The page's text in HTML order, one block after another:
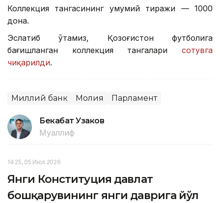
Коллекция тангасининг умумий тиражи — 1000
дона.
Эслатиб ўтамиз, Қозоғистон футболига
бағишланган коллекция тангалари сотувга
чиқарилди.
Миллий банк Молия Парламент
Бекабат Узаков
Муаллиф
14:25, 05 Июл 2026
Янги Конституция давлат
бошқарувининг янги даврига йўл